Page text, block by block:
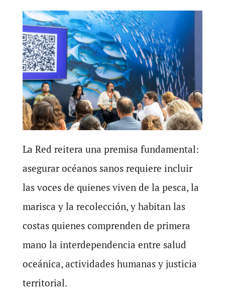
La Red reitera una premisa fundamental:
asegurar océanos sanos requiere incluir
las voces de quienes viven de la pesca, la
marisca y la recolección, y habitan las
costas quienes comprenden de primera
mano la interdependencia entre salud
oceánica, actividades humanas y justicia
territorial.